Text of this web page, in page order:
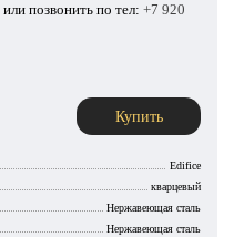
или позвонить по тел: +7 920
Купить
Edifice
кварцевый
Нержавеющая сталь
Нержавеющая сталь